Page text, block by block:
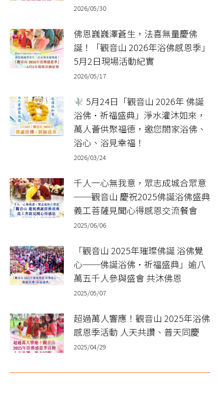
2026/05/30
佛恩巍巍澤蒼生，法喜無量慶佛
誕！「觀音山 2026年浴佛感恩季」
5月2日現場活動紀實
2026/05/17
5月24日「觀音山 2026年 佛誕
浴佛•祈福盛典」淨水灌沐如來，
萬人薈供聚福德，邀您閤家浴佛、
浴心、浴見幸福！
2026/03/24
千人一心無我意，眾志成城合眾意
──觀音山 慶祝2025佛誕浴佛盛典
義工菩薩見聞心得感恩交流餐會
2025/06/06
「觀音山 2025年璀璨佛誕 浴佛覺
心──佛誕浴佛•祈福盛典」逾八
萬五千人參與盛會 共沐佛恩
2025/05/07
超過萬人響應！觀音山 2025年浴佛
感恩季活動 人天共讚、普天同慶
2025/04/29